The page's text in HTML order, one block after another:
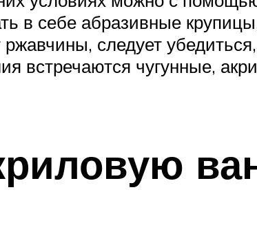
в себе абразивные
следует
встречаются чугунные,